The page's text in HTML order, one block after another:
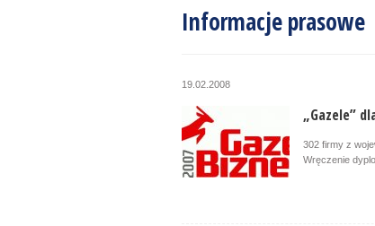
Informacje prasowe
19.02.2008
„Gazele”
302 firmy z
Wręczenie